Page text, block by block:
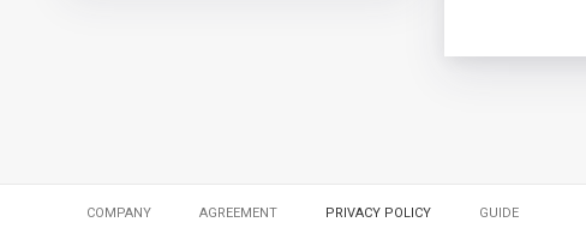
COMPANY AGREEMENT PRIVACY POLICY GUIDE